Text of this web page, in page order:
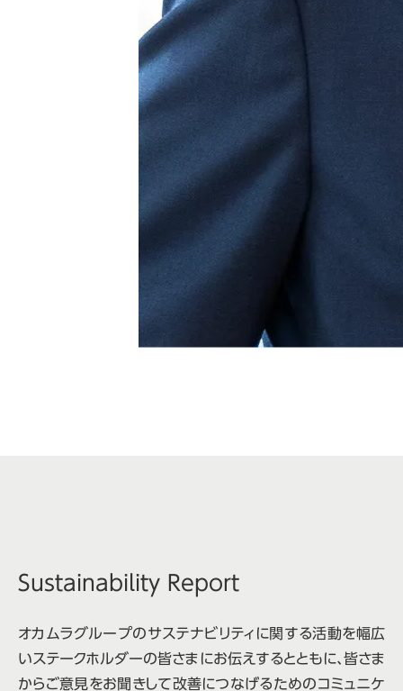
Sustainability Report
オカムラグループのサステナビリティに関する活動を幅広
いステークホルダーの皆さまにお伝えするとともに、皆さま
からご意見をお聞きして改善につなげるためのコミュニケ